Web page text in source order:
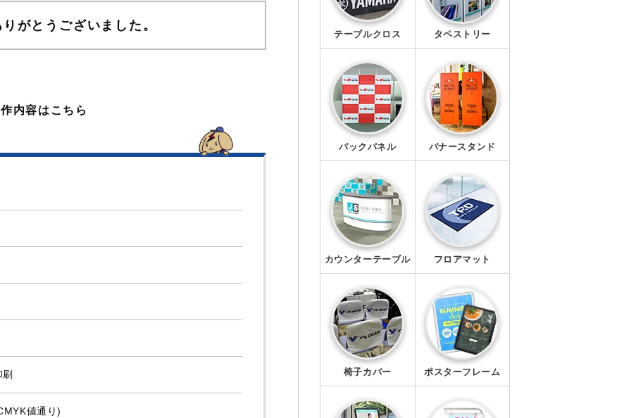
がとうございました。
内容はこちら
値通り)
タペストリー
シール・ステッカー
クリアファイル
マグネット
Ｔシャツ
ブルゾン
ワイシャツ
キャップ
エプロン
マスク
テーブルクロス タペストリー
バックパネル バナースタンド
カウンターテーブル フロアマット
椅子カバー ポスターフレーム